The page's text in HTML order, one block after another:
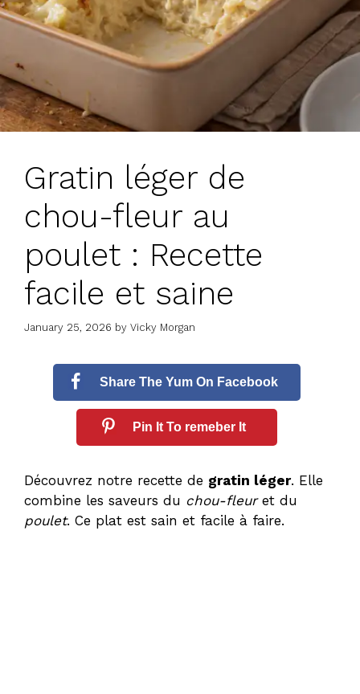
Gratin léger de
chou-fleur au
poulet : Recette
facile et saine
January 25, 2026 by Vicky Morgan
Share The Yum On Facebook
Pin It To remeber It
Découvrez notre recette de gratin léger. Elle
combine les saveurs du chou-fleuret du
poulet. Ce plat est sain et facile à faire.